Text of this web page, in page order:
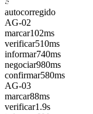
autocorregido
AG-02
marcar102ms
verificar510ms
informar740ms
negociar980ms
confirmar580ms
AG-03
marcar88ms
verificar1.9s